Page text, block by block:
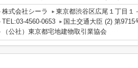
株式会社シーラ
東京都渋谷区広尾１丁目１
TEL:03-4560-0653
国土交通大臣 (2) 第9715
（公社）東京都宅地建物取引業協会